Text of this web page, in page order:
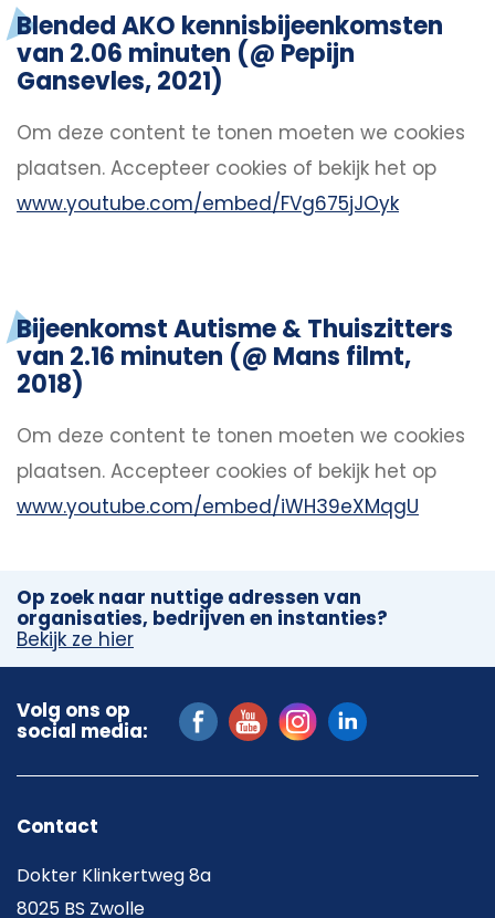
Blended AKO kennisbijeenkomsten
van 2.06 minuten (@ Pepijn
Gansevles, 2021)
Om deze content te tonen moeten we cookies
plaatsen. Accepteer cookies of bekijk het op
www.youtube.com/embed/FVg675jJOyk
Bijeenkomst Autisme & Thuiszitters
van 2.16 minuten (@ Mans filmt,
2018)
Om deze content te tonen moeten we cookies
plaatsen. Accepteer cookies of bekijk het op
www.youtube.com/embed/iWH39eXMqgU
Op zoek naar nuttige adressen van
organisaties, bedrijven en instanties?
Bekijk ze hier
Volg ons op
social media:
Contact
Dokter Klinkertweg 8a
8025 BS Zwolle